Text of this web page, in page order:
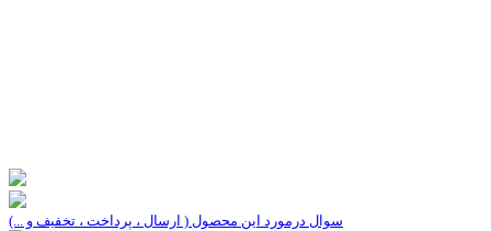
سوال درمورد این محصول ( ارسال ، پرداخت ، تخفیف و ...)